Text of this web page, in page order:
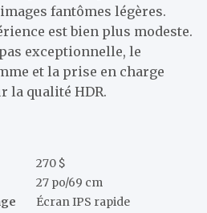
fantômes légères.
est bien plus modeste.
exceptionnelle, le
et la prise en charge
la qualité HDR.
270 $
27 po/69 cm
Écran IPS rapide